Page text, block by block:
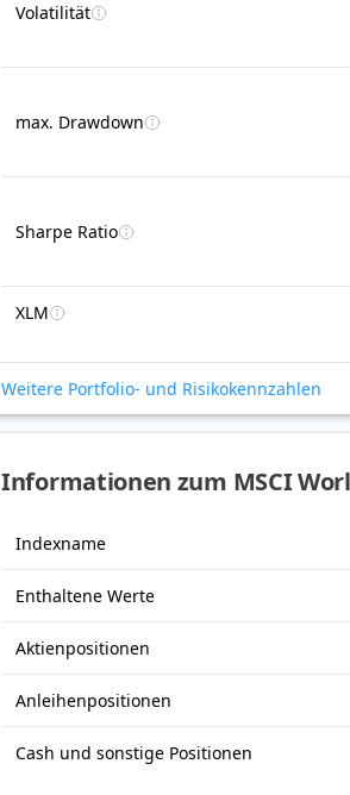
Volatilität
max. Drawdown
Sharpe Ratio
XLM
Weitere Portfolio- und Risikokennzahlen
Informationen zum MSCI
Indexname
Enthaltene Werte
Aktienpositionen
Anleihenpositionen
Cash und sonstige Positionen